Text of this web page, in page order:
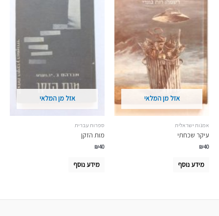
אזל מן המלאי
אמנות ישראלית
עיקר שכחתי
₪40
מידע נוסף
אזל מן המלאי
ספרות עברית
מות הזקן
₪40
מידע נוסף